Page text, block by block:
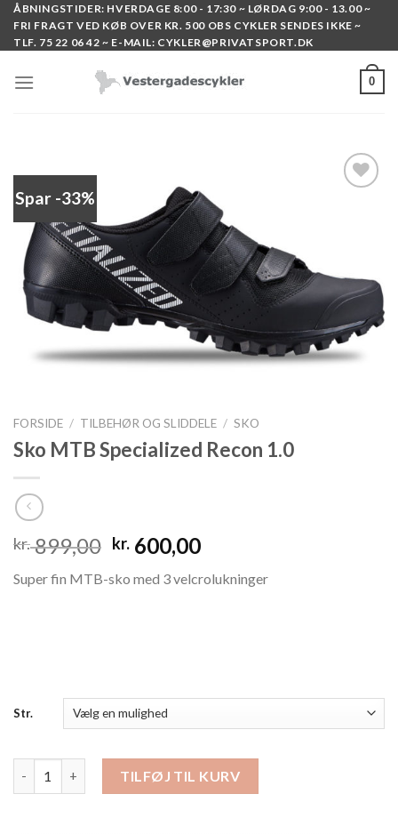
Skip
content
ÅBNINGSTIDER: HVERDAGE 8:00 - 17:30 ~ LØRDAG 9:00 - 13.00 ~
FRI FRAGT VED KØB OVER KR. 500 OBS CYKLER SENDES IKKE ~
TLF. 75 22 06 42 ~ E-MAIL: CYKLER@PRIVATSPORT.DK
0
Spar -33%
FORSIDE / TILBEHØR OG SLIDDELE / SKO
Sko MTB Specialized Recon 1.0
kr.899,00 Den
oprindelige
pris
kr. 600,00Den
pris
Super fin MTB-sko med 3 velcrolukninger
Str.
TILFØJ TIL KURV